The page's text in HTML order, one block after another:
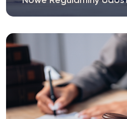
Dyrektora Biblioteki UKSW...